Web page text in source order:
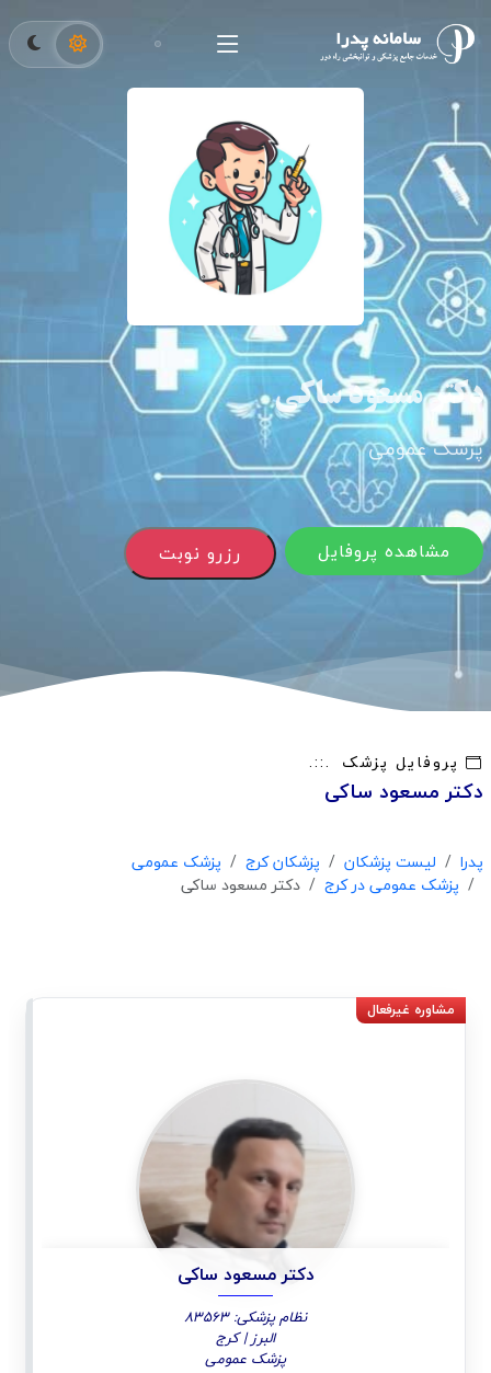
دکتر مسعود ساکی
پزشک عمومی
رزرو نوبت مشاهده پروفایل
پروفایل پزشک
دکتر مسعود ساکی
پدرا لیست پزشکان پزشکان کرج
پزشک عمومی
پزشک عمومی در کرج
دکتر مسعود ساکی
دکتر مسعود ساکی
نظام پزشکی: 83563
البرز | کرج
پزشک عمومی